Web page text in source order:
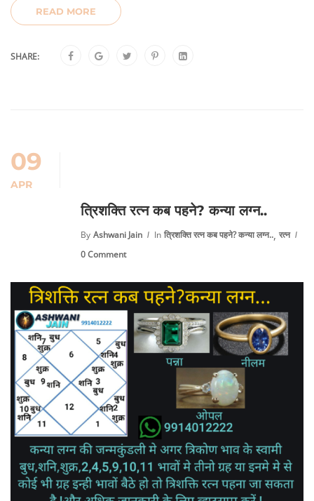
READ MORE
SHARE:
09
APR
त्रिशक्ति रत्न कब पहने? कन्या लग्न..
By Ashwani Jain In त्रिशक्ति रत्न कब पहने? कन्या लग्न.., रत्न
0 Comment